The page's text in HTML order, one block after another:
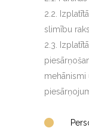
2.2.
slimību
2.3.
mehānismi